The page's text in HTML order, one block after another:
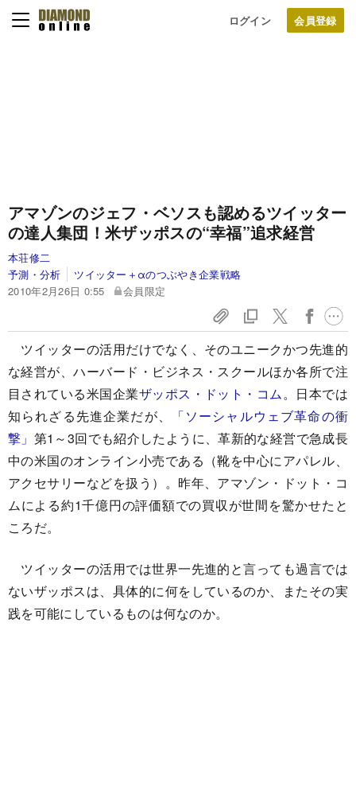
ログイン
アマゾンのジェフ・ベソスも認めるツイッター
の達人集団！ 米ザッポスの“幸福”追求経営
本荘修二
予測・分析
ツイッター＋αのつぶやき企業戦略
2010年2月26日 0:55
会員限定
ツイッターの活用だけでなく、そのユニークかつ先進的
な経営が、ハーバード・ビジネス・スクールほか各所で注
目されている米国企業ザッポス・ドット・コム。日本では
知られざる先進企業だが、
「ソーシャルウェブ革命の衝
撃」 第1～3回でも紹介したように、革新的な経営で急成長
中の米国のオンライン小売である（靴を中心にアパレル、
アクセサリーなどを扱う）。昨年、アマゾン・ドット・コ
ムによる約1千億円の評価額での買収が世間を驚かせたと
ころだ。
ツイッターの活用では世界一先進的と言っても過言では
ないザッポスは、具体的に何をしているのか、またその実
践を可能にしているものは何なのか。